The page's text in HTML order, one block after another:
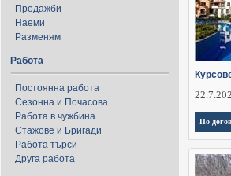
Продажби
Наеми
Разменям
Работа
Постоянна работа
Сезонна и Почасова
Работа в чужбина
Стажове и Бригади
Работа търси
Друга работа
По